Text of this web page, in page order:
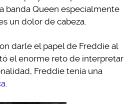
banda Queen especialmente
un dolor de cabeza.
darle el papel de Freddie al
el enorme reto de interpretar
Freddie tenía una